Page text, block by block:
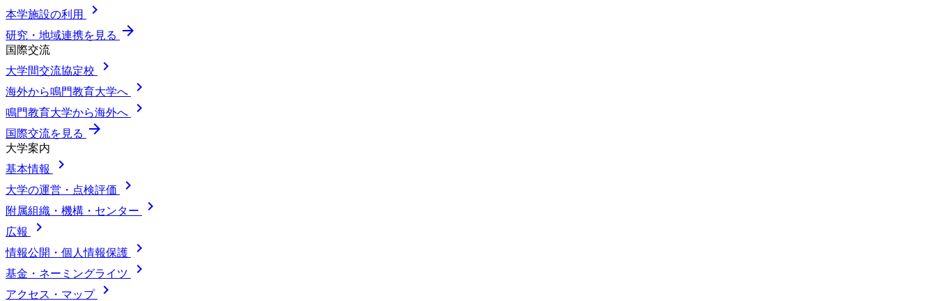
本学施設の利用 chevron_right
研究・地域連携を見る arrow_forward
国際交流
大学間交流協定校
chevron_right
海外から鳴門教育大学へ chevron_right
鳴門教育大学から海外へ chevron_right
国際交流を見る arrow_forward
大学案内
基本情報
chevron_right
大学の運営・点検評価 chevron_right
附属組織・機構・センター chevron_right
広報 chevron_right
情報公開・個人情報保護 chevron_right
基金・ネーミングライツ chevron_right
アクセス・マップ chevron_right